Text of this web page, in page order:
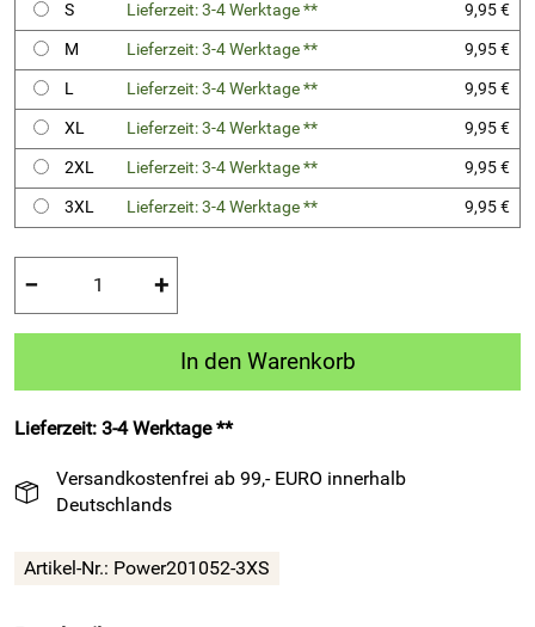
S
Lieferzeit: 3-4 Werktage **
9,95 €
M
Lieferzeit: 3-4 Werktage **
9,95 €
L
Lieferzeit: 3-4 Werktage **
9,95 €
XL
Lieferzeit: 3-4 Werktage **
9,95 €
2XL
Lieferzeit: 3-4 Werktage **
9,95 €
3XL
Lieferzeit: 3-4 Werktage ** 9,95 €
− +
In den Warenkorb
Lieferzeit: 3-4 Werktage **
Versandkostenfrei ab 99,- EURO innerhalb
Deutschlands
Artikel-Nr.: Power201052-3XS